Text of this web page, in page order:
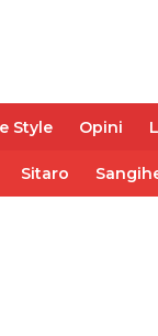
Style Opini
Sitaro